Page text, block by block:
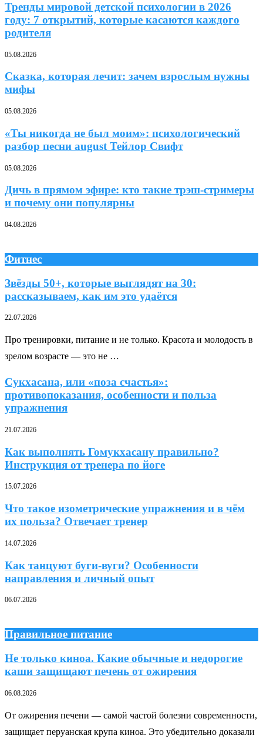
Тренды мировой детской психологии в 2026
году: 7 открытий, которые касаются каждого
родителя
05.08.2026
Сказка, которая лечит: зачем взрослым нужны
мифы
05.08.2026
«Ты никогда не был моим»: психологический
разбор песни august Тейлор Свифт
05.08.2026
Дичь в прямом эфире: кто такие трэш-стримеры
и почему они популярны
04.08.2026
Фитнес
Звёзды 50+, которые выглядят на 30:
рассказываем, как им это удаётся
22.07.2026
Про тренировки, питание и не только. Красота и молодость в
зрелом возрасте — это не …
Сукхасана, или «поза счастья»:
противопоказания, особенности и польза
упражнения
21.07.2026
Как выполнять Гомукхасану правильно?
Инструкция от тренера по йоге
15.07.2026
Что такое изометрические упражнения и в чём
их польза? Отвечает тренер
14.07.2026
Как танцуют буги-вуги? Особенности
направления и личный опыт
06.07.2026
Правильное питание
Не только киноа. Какие обычные и недорогие
каши защищают печень от ожирения
06.08.2026
От ожирения печени — самой частой болезни современности,
защищает перуанская крупа киноа. Это убедительно доказали